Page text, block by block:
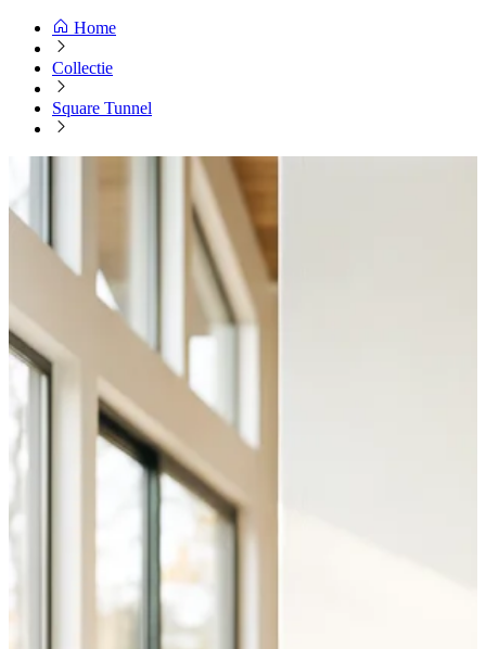
Home
Collectie
Square Tunnel